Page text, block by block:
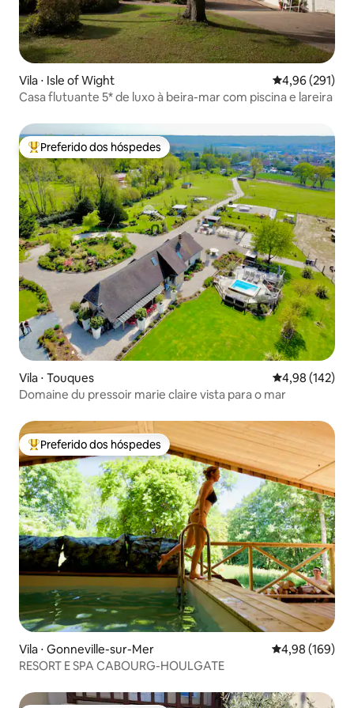
Vila ⋅ Isle of Wight 4,96 de uma
4,96 (291)
Casa flutuante 5* de luxo à beira-mar com piscina e lareira
Entre os melhores preferidos dos hóspedes
Preferido dos hóspedes
Vila ⋅ Touques 4,98 de uma
4,98 (142)
Domaine du pressoir marie claire vista para o mar
Entre os melhores preferidos dos hóspedes
Preferido dos hóspedes
Vila ⋅ Gonneville-sur-Mer 4,98 de uma
4,98 (169)
RESORT E SPA CABOURG-HOULGATE